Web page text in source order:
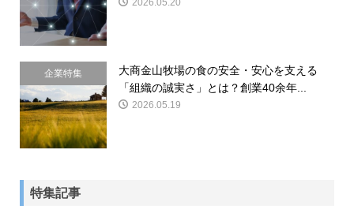
2026.05.20
企業特集
大商金山牧場の食の安全・安心を支える
「組織の誠実さ」とは？創業40余年...
2026.05.19
特集記事